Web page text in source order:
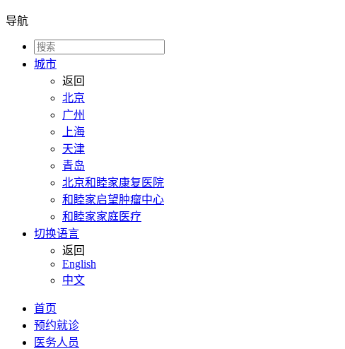
导航
城市
返回
北京
广州
上海
天津
青岛
北京和睦家康复医院
和睦家启望肿瘤中心
和睦家家庭医疗
切换语言
返回
English
中文
首页
预约就诊
医务人员